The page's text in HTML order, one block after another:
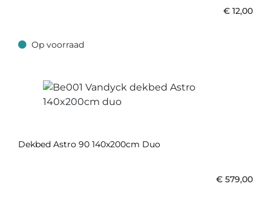
€ 12,00
Op voorraad
Op voorraad
Dekbed Astro 90 140x200cm Duo
€ 579,00